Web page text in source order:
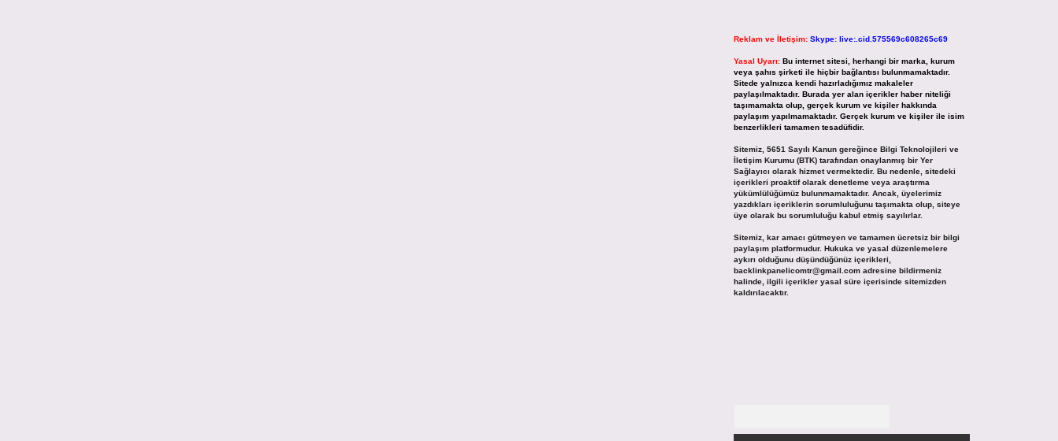
Reklam ve İletişim: Skype: live:.cid.575569c608265c69
Yasal Uyarı: Bu internet sitesi, herhangi bir marka, kurum
veya şahıs şirketi ile hiçbir bağlantısı bulunmamaktadır.
Sitede yalnızca kendi hazırladığımız makaleler
paylaşılmaktadır. Burada yer alan içerikler haber niteliği
taşımamakta olup, gerçek kurum ve kişiler hakkında
paylaşım yapılmamaktadır. Gerçek kurum ve kişiler ile isim
benzerlikleri tamamen tesadüfidir.
Sitemiz, 5651 Sayılı Kanun gereğince Bilgi Teknolojileri ve
İletişim Kurumu (BTK) tarafından onaylanmış bir Yer
Sağlayıcı olarak hizmet vermektedir. Bu nedenle, sitedeki
içerikleri proaktif olarak denetleme veya araştırma
yükümlülüğümüz bulunmamaktadır. Ancak, üyelerimiz
yazdıkları içeriklerin sorumluluğunu taşımakta olup, siteye
üye olarak bu sorumluluğu kabul etmiş sayılırlar.
Sitemiz, kar amacı gütmeyen ve tamamen ücretsiz bir bilgi
paylaşım platformudur. Hukuka ve yasal düzenlemelere
aykırı olduğunu düşündüğünüz içerikleri,
backlinkpanelicomtr@gmail.comadresine bildirmeniz
halinde, ilgili içerikler yasal süre içerisinde sitemizden
kaldırılacaktır.